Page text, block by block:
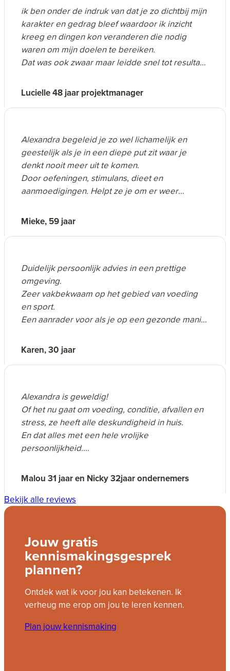
je.
En dan maakt voor haar leeftijd geen verschil ( ik
ben 60 plus).
Helaas doordat ik mijn leven grotendeels op reis
ik ben onder de indruk van dat je zo dichtbij mijn
karakter en gedrag bleef waardoor ik inzicht
kreeg en dingen kon veranderen die nodig
waren om mijn doelen te bereiken.
Dat was ook zwaar maar leidde snel tot resultaat.
dat te mogen meemaken wat ik in jouw
begeleiding heb ervaren.
Lucielle 48 jaar projektmanager
Alexandra begeleid je zo wel lichamelijk en
geestelijk als je in een diepe put zit waar je
denkt nooit meer uit te komen.
Door oefeningen, stimulans, dieet en
aanmoedigingen. Helpt ze je om er weer
Ze is voor mij het toppertje van mijn leven!
Mieke, 59 jaar
Duidelijk persoonlijk advies in een prettige
omgeving.
Zeer vakbekwaam op het gebied van voeding
en sport.
Een aanrader voor als je op een gezonde manier
Karen, 30 jaar
Alexandra is geweldig!
Of het nu gaat om voeding, conditie, afvallen en
stress, ze heeft alle deskundigheid in huis.
En dat alles met een hele vrolijke
persoonlijkheid.
Malou 31 jaar en Nicky 32jaar ondernemers
Bekijk alle reviews
Jouw gratis
kennismakingsgesprek
plannen?
Ontdek wat ik voor jou kan betekenen. Ik
verheug me erop om jou te leren kennen.
Plan jouw kennismaking